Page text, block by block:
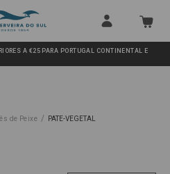
A €25 PARA PORTUGAL CONTINENTAL E
de Peixe / PATE-VEGETAL